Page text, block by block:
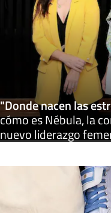
"Donde nacen las
cómo es Nébula, la
nuevo liderazgo